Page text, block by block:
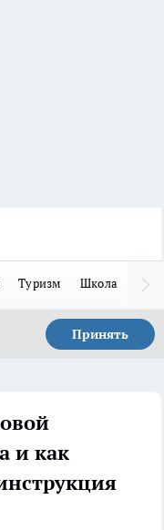
Туризм Школа
Принять
и как